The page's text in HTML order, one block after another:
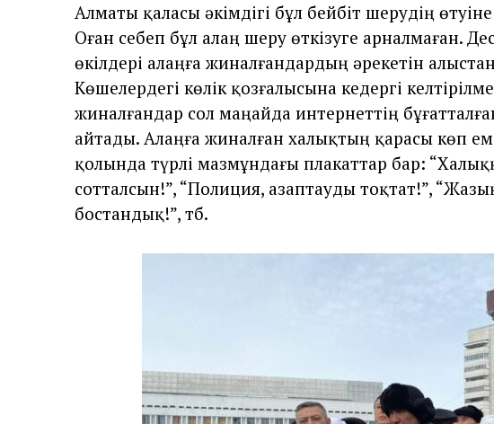
Алматы қаласы әкімдігі бұл бейбіт шерудің
Оған себеп бұл алаң шеру өткізуге арналмаған.
өкілдері алаңға жиналғандардың әрекетін
Көшелердегі көлік қозғалысына кедергі
жиналғандар сол маңайда интернеттің
айтады. Алаңға жиналған халықтың қарасы көп
қолында түрлі мазмұндағы плакаттар бар:
сотталсын!”, “Полиция, азаптауды тоқтат!”,
бостандық!”, тб.